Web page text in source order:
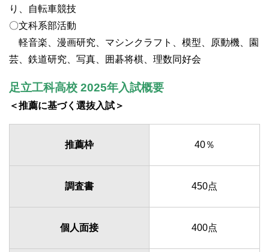
り、自転車競技
〇文科系部活動
軽音楽、漫画研究、マシンクラフト、模型、原動機、園
芸、鉄道研究、写真、囲碁将棋、理数同好会
足立工科高校 2025年入試概要
＜推薦に基づく選抜入試＞
推薦枠 40％
調査書 450点
個人面接 400点